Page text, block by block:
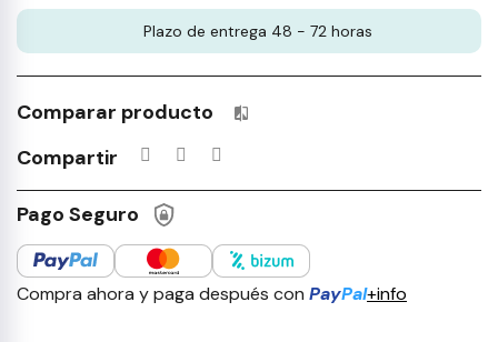
Plazo de entrega 48 - 72 horas
Comparar producto Productos incluidos en tu lista
Compartir
Pago Seguro
Compra ahora y paga después con PayPal+info